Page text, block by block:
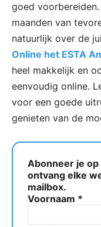
goed
maanden van
natuurlijk over de
Online het ESTA
heel makkelijk en
eenvoudig online.
voor een goede
genieten van de
Abonneer je
ontvang elke
mailbox.
Voornaam *